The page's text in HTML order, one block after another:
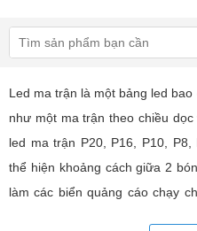
Led ma trận là một bảng led
như một ma trận theo chiều
led ma trận P20, P16, P10, P8,
thể hiện khoảng cách giữa 2
làm các biển quảng cáo chạy